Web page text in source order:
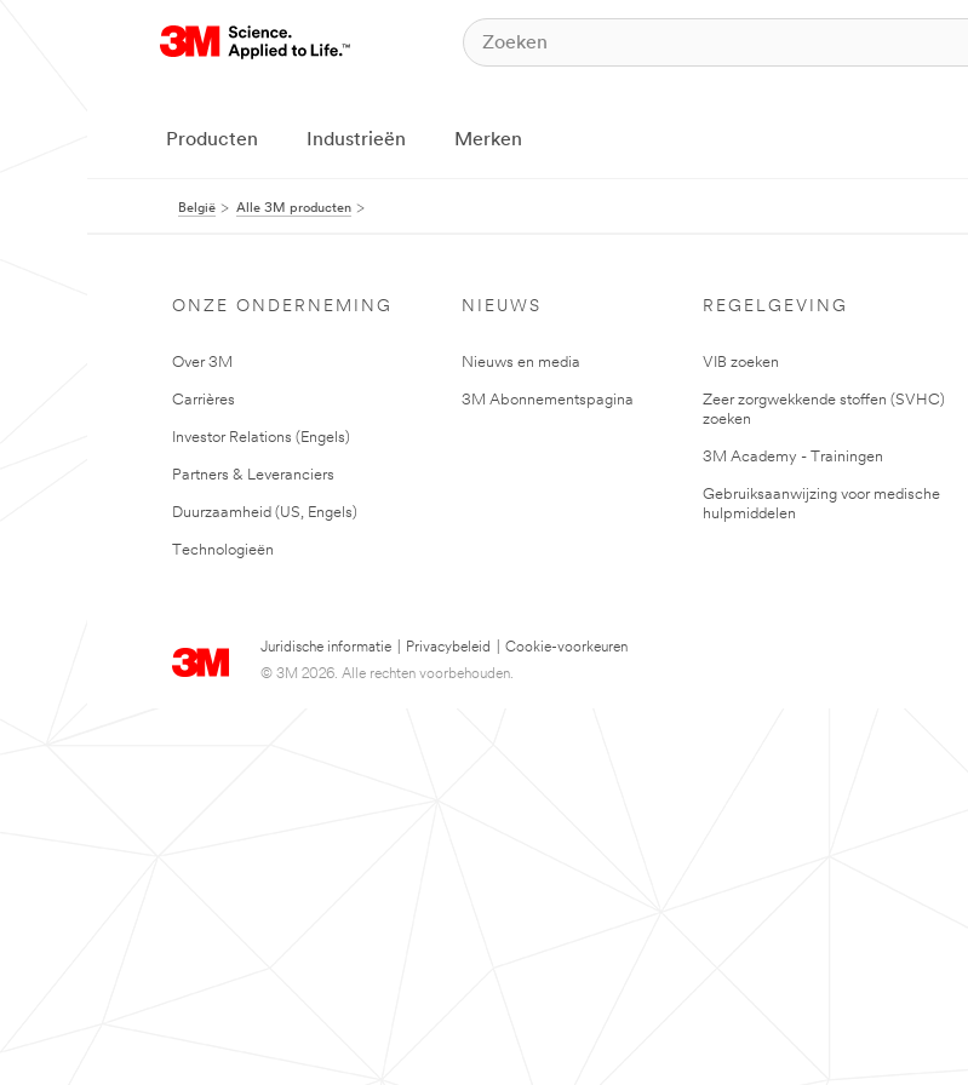
Producten Industrieën Merken
België Alle 3M producten
ONZE ONDERNEMING
Over 3M
Carrières
Investor Relations (Engels)
Partners & Leveranciers
Duurzaamheid (US, Engels)
Technologieën
NIEUWS
Nieuws en media
3M Abonnementspagina
REGELGEVING
VIB zoeken
Zeer zorgwekkende stoffen (SVHC)
zoeken
3M Academy - Trainingen
Gebruiksaanwijzing voor medische
hulpmiddelen
Juridische informatie Privacybeleid
Cookie-voorkeuren
© 3M 2026. Alle rechten voorbehouden.